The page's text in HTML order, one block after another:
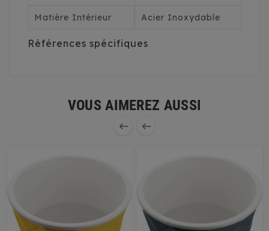
Matière Intérieur Acier Inoxydable
Références spécifiques
VOUS AIMEREZ AUSSI
 